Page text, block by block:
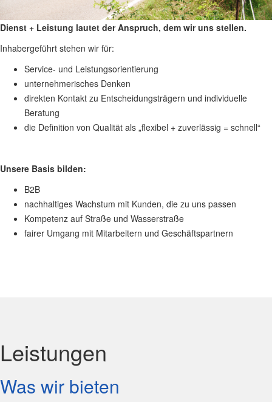
Dienst + Leistung lautet der Anspruch, dem wir uns stellen.
Inhabergeführt stehen wir für:
Service- und Leistungsorientierung
unternehmerisches Denken
direkten Kontakt zu Entscheidungsträgern und individuelle
Beratung
die Definition von Qualität als „flexibel + zuverlässig = schnell“
Unsere Basis bilden:
B2B
nachhaltiges Wachstum mit Kunden, die zu uns passen
Kompetenz auf Straße und Wasserstraße
fairer Umgang mit Mitarbeitern und Geschäftspartnern
Leistungen
Was wir bieten